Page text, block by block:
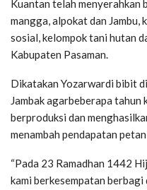
Kuantan telah menyerahkan
mangga, alpokat dan Jambu,
sosial, kelompok tani hutan
Kabupaten Pasaman.
Dikatakan Yozarwardi bibit
Jambak agarbeberapa tahun
berproduksi dan
menambah pendapatan
“Pada 23 Ramadhan 1442
kami berkesempatan